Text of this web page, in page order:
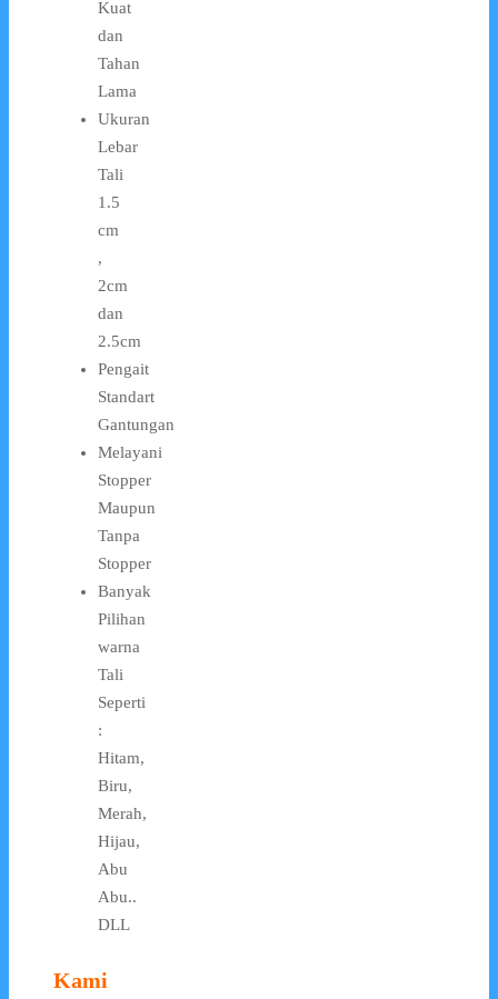
Kuat
dan
Tahan
Lama
Ukuran
Lebar
Tali
1.5
cm
,
2cm
dan
2.5cm
Pengait
Standart
Gantungan
Melayani
Stopper
Maupun
Tanpa
Stopper
Banyak
Pilihan
warna
Tali
Seperti
:
Hitam,
Biru,
Merah,
Hijau,
Abu
Abu..
DLL
Kami